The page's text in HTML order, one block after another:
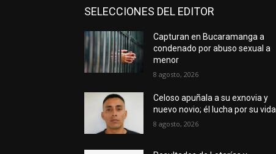
SELECCIONES DEL EDITOR
Capturan en Bucaramanga a
condenado por abuso sexual a
menor
8 agosto, 2026
Celoso apuñala a su exnovia y
nuevo novio; él lucha por su vida.
8 agosto, 2026